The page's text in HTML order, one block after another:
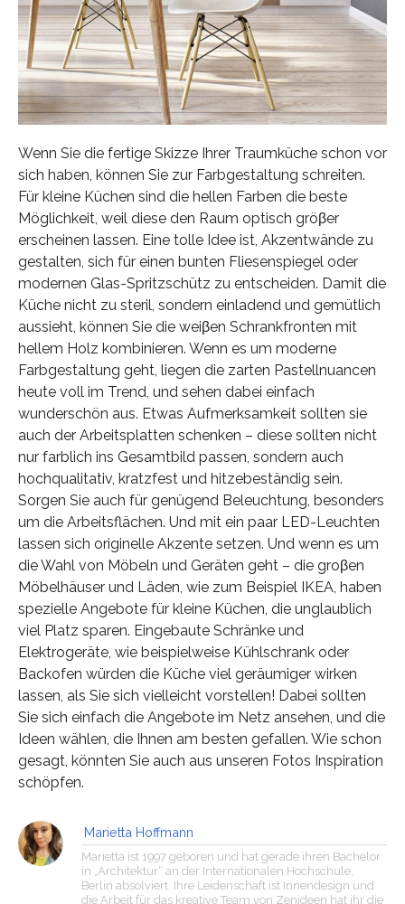
Wenn Sie die fertige Skizze Ihrer Traumküche schon vor
sich haben, können Sie zur Farbgestaltung schreiten.
Für kleine Küchen sind die hellen Farben die beste
Möglichkeit, weil diese den Raum optisch gröβer
erscheinen lassen. Eine tolle Idee ist, Akzentwände zu
gestalten, sich für einen bunten Fliesenspiegel oder
modernen Glas-Spritzschütz zu entscheiden. Damit die
Küche nicht zu steril, sondern einladend und gemütlich
aussieht, können Sie die weiβen Schrankfronten mit
hellem Holz kombinieren. Wenn es um moderne
Farbgestaltung geht, liegen die zarten Pastellnuancen
heute voll im Trend, und sehen dabei einfach
wunderschön aus. Etwas Aufmerksamkeit sollten sie
auch der Arbeitsplatten schenken – diese sollten nicht
nur farblich ins Gesamtbild passen, sondern auch
hochqualitativ, kratzfest und hitzebeständig sein.
Sorgen Sie auch für genügend Beleuchtung, besonders
um die Arbeitsflächen. Und mit ein paar LED-Leuchten
lassen sich originelle Akzente setzen. Und wenn es um
die Wahl von Möbeln und Geräten geht – die groβen
Möbelhäuser und Läden, wie zum Beispiel IKEA, haben
spezielle Angebote für kleine Küchen, die unglaublich
viel Platz sparen. Eingebaute Schränke und
Elektrogeräte, wie beispielweise Kühlschrank oder
Backofen würden die Küche viel geräumiger wirken
lassen, als Sie sich vielleicht vorstellen! Dabei sollten
Sie sich einfach die Angebote im Netz ansehen, und die
Ideen wählen, die Ihnen am besten gefallen. Wie schon
gesagt, könnten Sie auch aus unseren Fotos Inspiration
schöpfen.
Marietta Hoffmann
Marietta ist 1997 geboren und hat gerade ihren Bachelor
in „Architektur“ an der Internationalen Hochschule,
Berlin absolviert. Ihre Leidenschaft ist Innendesign und
die Arbeit für das kreative Team von Zenideen hat ihr die